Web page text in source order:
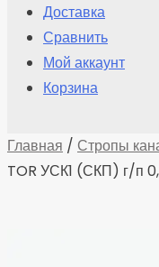
Доставка
Сравнить
Мой аккаунт
Корзина
Главная / Стропы
TOR УСК1 (СКП) г/п